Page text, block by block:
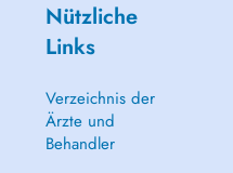
Nützliche
Links
Verzeichnis der
Ärzte und
Behandler